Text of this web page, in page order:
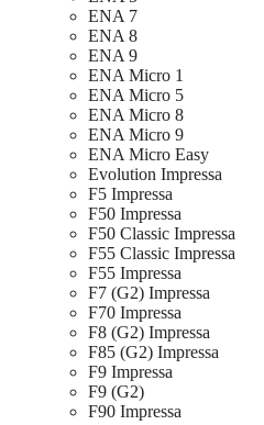
ENA 7
ENA 8
ENA 9
ENA Micro 1
ENA Micro 5
ENA Micro 8
ENA Micro 9
ENA Micro Easy
Evolution Impressa
F5 Impressa
F50 Impressa
F50 Classic Impressa
F55 Classic Impressa
F55 Impressa
F7 (G2) Impressa
F70 Impressa
F8 (G2) Impressa
F85 (G2) Impressa
F9 Impressa
F9 (G2)
F90 Impressa